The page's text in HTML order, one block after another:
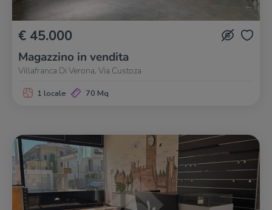
€ 45.000
Magazzino in vendita
Villafranca Di Verona, Via Custoza
1 locale 70 Mq